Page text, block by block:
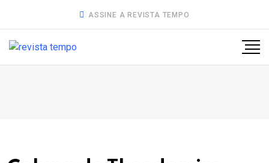
ASSINE A REVISTA TEMPO